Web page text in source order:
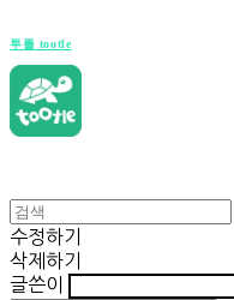
투틀 tootle
수정하기
삭제하기
글쓴이